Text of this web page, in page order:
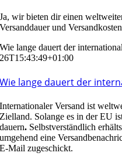
Ja, wir bieten dir einen
Versanddauer und
Wie lange dauert der
26T15:43:49+01:00
Wie lange dauert der
Internationaler Versand ist
Zielland. Solange es in der EU
dauern. Selbstverständlich
umgehend eine
E-Mail zugeschickt.